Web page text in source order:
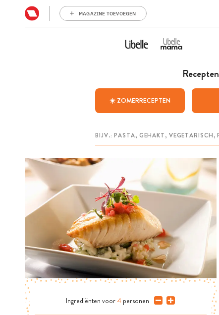
MAGAZINE TOEVOEGEN
Recepten
☀️ ZOMERRECEPTEN
Ingrediënten voor 4 personen